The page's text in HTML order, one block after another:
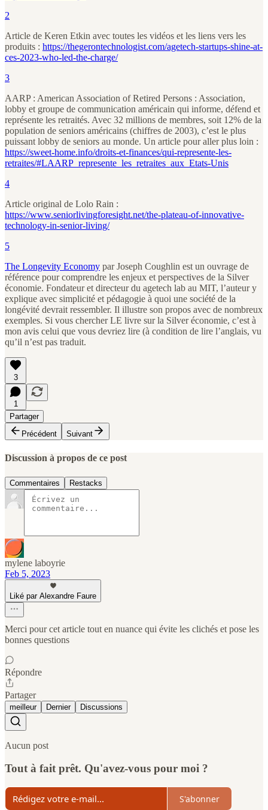
2
Article de Keren Etkin avec toutes les vidéos et les liens vers les
produits : https://thegerontechnologist.com/agetech-startups-shine-at-
ces-2023-who-led-the-charge/
3
AARP : American Association of Retired Persons : Association,
lobby et groupe de communication américain qui informe, défend et
représente les retraités. Avec 32 millions de membres, soit 12% de la
population de seniors américains (chiffres de 2003), c’est le plus
puissant lobby de seniors au monde. Un article pour aller plus loin :
https://sweet-home.info/droits-et-finances/qui-represente-les-
retraites/#LAARP_represente_les_retraites_aux_Etats-Unis
4
Article original de Lolo Rain :
https://www.seniorlivingforesight.net/the-plateau-of-innovative-
technology-in-senior-living/
5
The Longevity Economy par Joseph Coughlin est un ouvrage de
référence pour comprendre les enjeux et perspectives de la Silver
économie. Fondateur et directeur du agetech lab au MIT, l’auteur y
explique avec simplicité et pédagogie à quoi une société de la
longévité devrait ressembler. Il illustre son propos avec de nombreux
exemples. Si vous chercher LE livre sur la Silver économie, c’est à
mon avis celui que vous devriez lire (à condition de lire l’anglais, vu
qu’il n’est pas traduit.
3
1
Partager
Précédent
Suivant
Discussion à propos de ce post
Commentaires Restacks
mylene laboyrie
Feb 5, 2023
Liké par Alexandre Faure
Merci pour cet article tout en nuance qui évite les clichés et pose les
bonnes questions
Répondre
Partager
meilleur Dernier Discussions
Aucun post
Tout à fait prêt. Qu'avez-vous pour moi ?
S'abonner